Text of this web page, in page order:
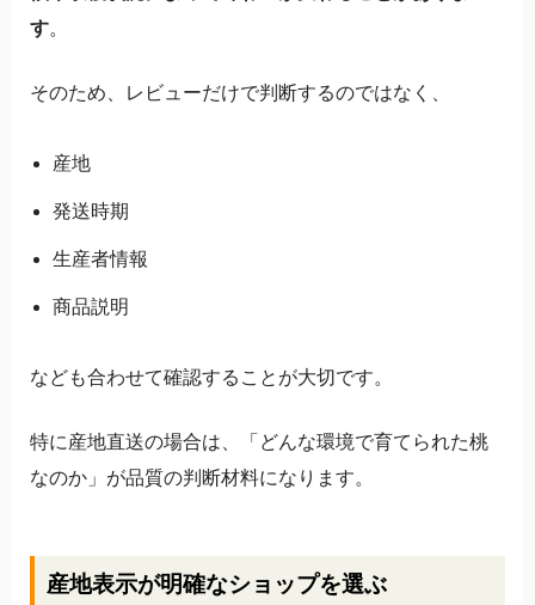
す。
そのため、レビューだけで判断するのではなく、
産地
発送時期
生産者情報
商品説明
なども合わせて確認することが大切です。
特に産地直送の場合は、「どんな環境で育てられた桃
なのか」が品質の判断材料になります。
産地表示が明確なショップを選ぶ